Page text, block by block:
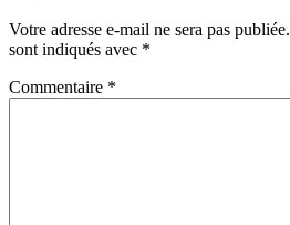
Votre adresse e-mail ne sera pas publiée.
sont indiqués avec *
Commentaire *